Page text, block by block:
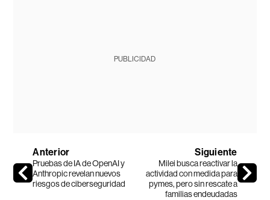
PUBLICIDAD
Anterior
Pruebas de IA de OpenAI y
Anthropic revelan nuevos
riesgos de ciberseguridad
Siguiente
Milei busca reactivar la
actividad con medida para
pymes, pero sin rescate a
familias endeudadas